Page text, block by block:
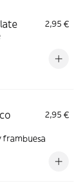
2,95 €
2,95 €
frambuesa